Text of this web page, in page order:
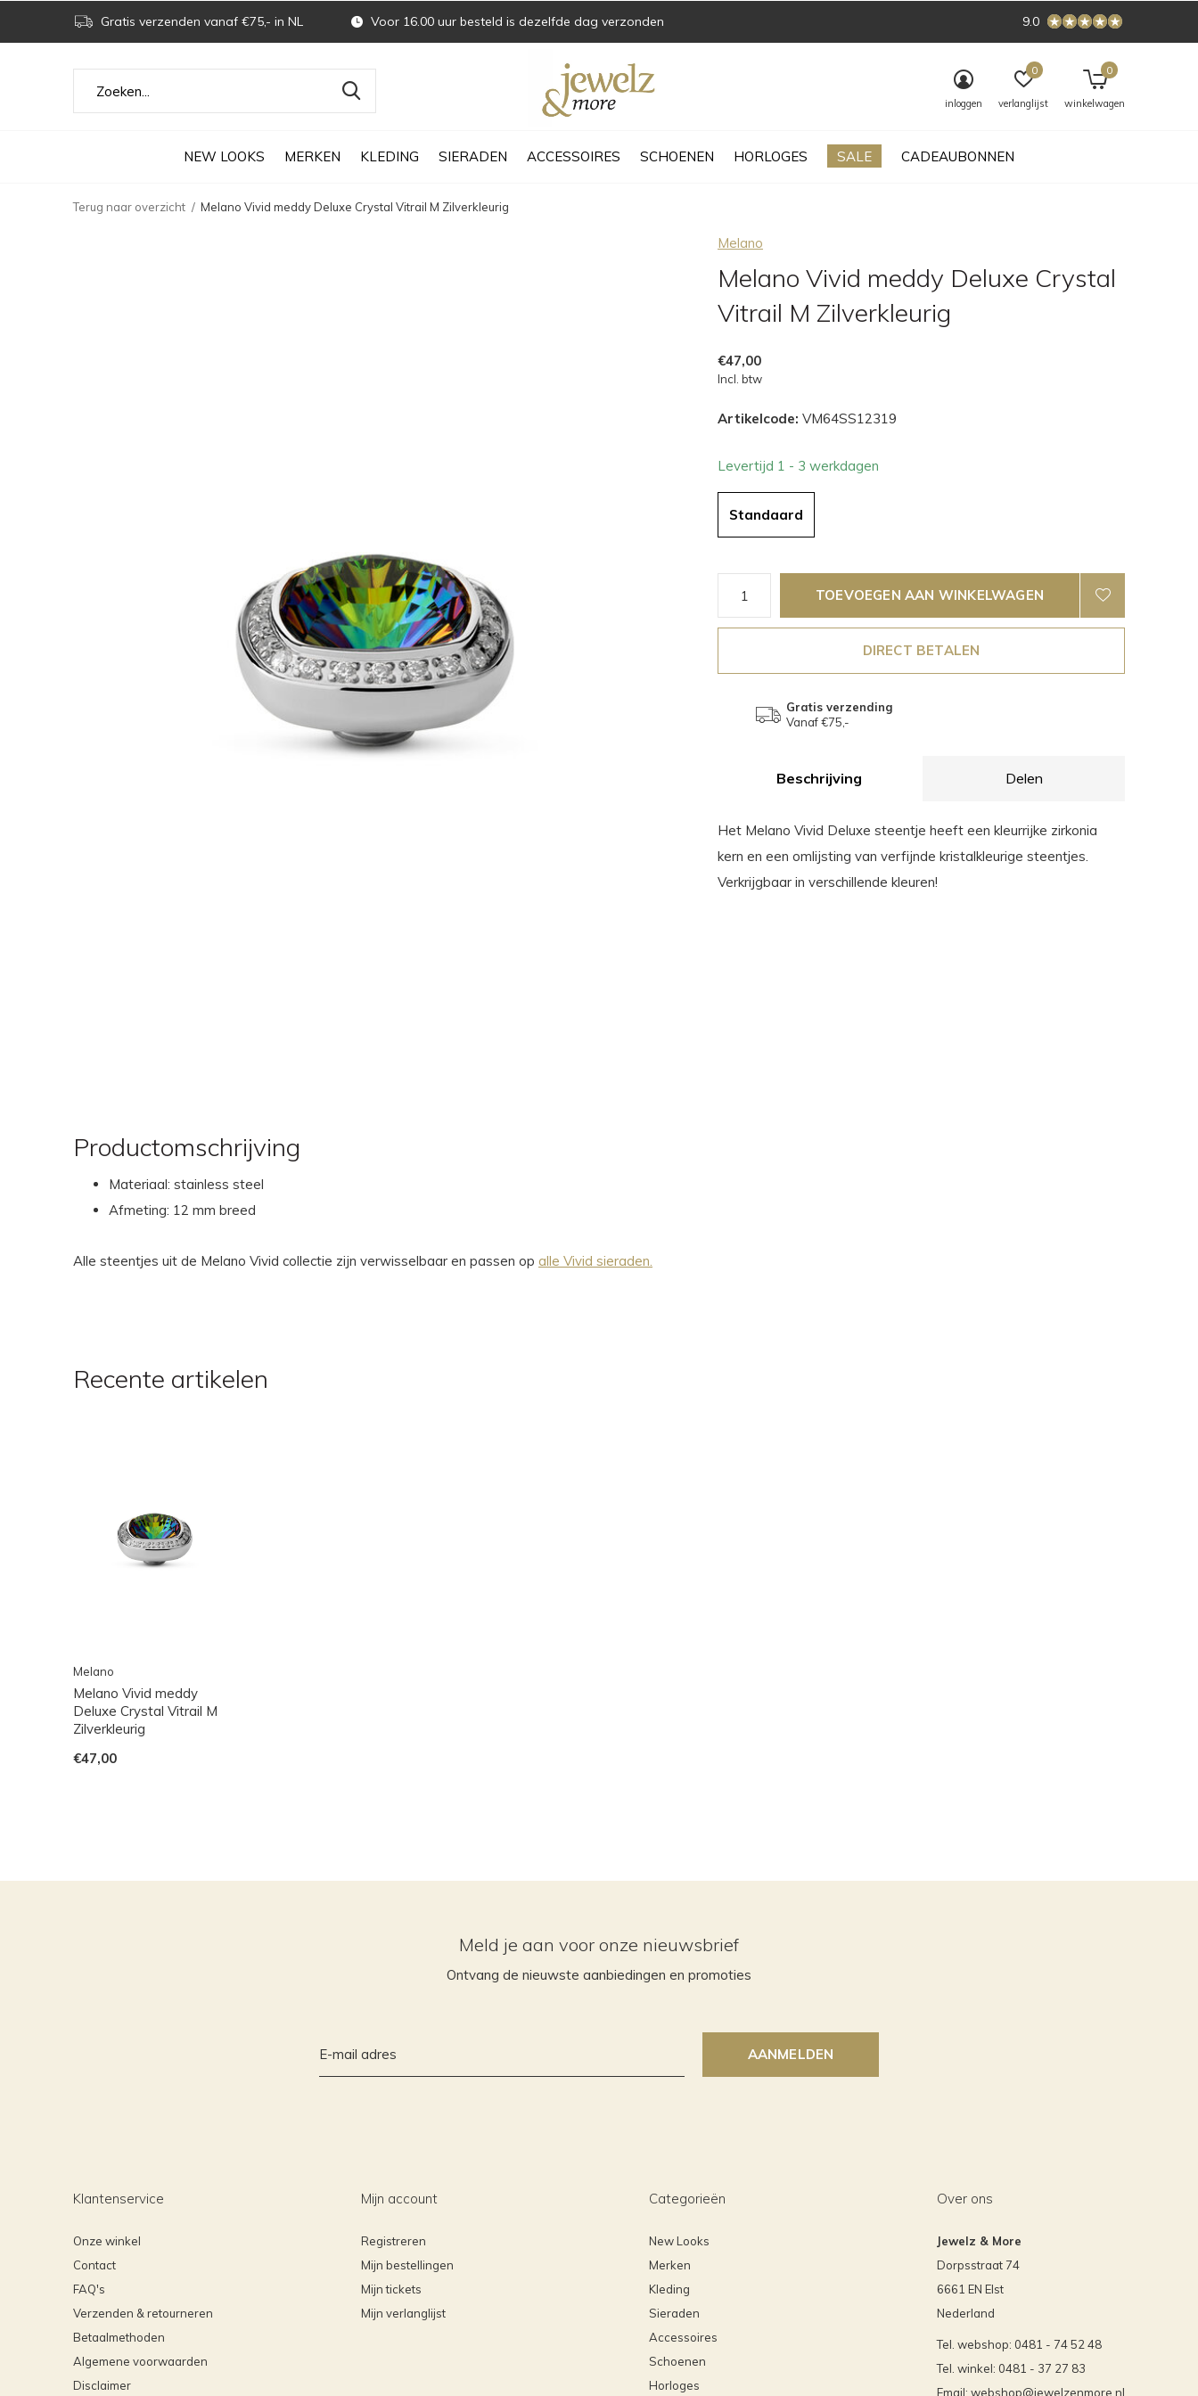
NEW LOOKS MERKEN KLEDING SIERADEN ACCESSOIRES SCHOENEN HORLOGES SALE CADEAUBONNEN
inloggen verlanglijst
0
winkelwagen
0
Gratis verzenden vanaf €75,- in NL Voor 16.00 uur besteld is dezelfde dag verzonden 9.0
Terug naar overzicht Melano Vivid meddy Deluxe Crystal Vitrail M Zilverkleurig
Melano
Melano Vivid meddy Deluxe Crystal
Vitrail M Zilverkleurig
€47,00
Incl. btw
Artikelcode: VM64SS12319
Levertijd 1 - 3 werkdagen
Standaard
TOEVOEGEN AAN WINKELWAGEN
DIRECT BETALEN
Gratis verzending
Vanaf €75,-
Beschrijving Delen
Het Melano Vivid Deluxe steentje heeft een kleurrijke zirkonia
kern en een omlijsting van verfijnde kristalkleurige steentjes.
Verkrijgbaar in verschillende kleuren!
Productomschrijving
Materiaal: stainless steel
Afmeting: 12 mm breed
Alle steentjes uit de Melano Vivid collectie zijn verwisselbaar en passen op alle Vivid sieraden.
Recente artikelen
Melano
Melano Vivid meddy
Deluxe Crystal Vitrail M
Zilverkleurig
€47,00
Meld je aan voor onze nieuwsbrief
Ontvang de nieuwste aanbiedingen en promoties
AANMELDEN
Klantenservice
Onze winkel
Contact
FAQ's
Verzenden & retourneren
Betaalmethoden
Algemene voorwaarden
Disclaimer
Mijn account
Registreren
Mijn bestellingen
Mijn tickets
Mijn verlanglijst
Categorieën
New Looks
Merken
Kleding
Sieraden
Accessoires
Schoenen
Horloges
Over ons
Jewelz & More
Dorpsstraat 74
6661 EN Elst
Nederland
Tel. webshop: 0481 - 74 52 48
Tel. winkel: 0481 - 37 27 83
Email: webshop@jewelzenmore.nl